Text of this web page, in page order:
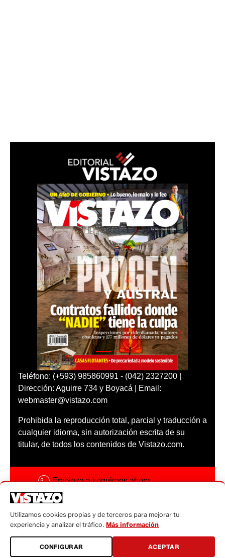
Teléfono: (+593) 985860991 - (042) 2327200 |
Dirección: Aguirre 734 y Boyacá | Email:
webmaster@vistazo.com
Prohibida la reproducción total, parcial y traducción a
cualquier idioma, sin autorización escrita de su
titular, de todos los contenidos de Vistazo.com.
Empieza a seguirnos ahora
Código ética
Sugerencias a:
sugerencias@vistazo.com
Utilizamos cookies propias y de terceros para mejorar tu
experiencia y analizar el tráfico. Más información
CONFIGURAR ACEPTAR